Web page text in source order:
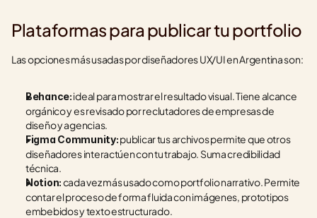
Plataformas para publicar tu portfolio
Las opciones más usadas por diseñadores UX/UI en Argentina son:
Behance: ideal para mostrar el resultado visual. Tiene alcance
orgánico y es revisado por reclutadores de empresas de
diseño y agencias.
Figma Community: publicar tus archivos permite que otros
diseñadores interactúen con tu trabajo. Suma credibilidad
técnica.
Notion: cada vez más usado como portfolio narrativo. Permite
contar el proceso de forma fluida con imágenes, prototipos
embebidos y texto estructurado.